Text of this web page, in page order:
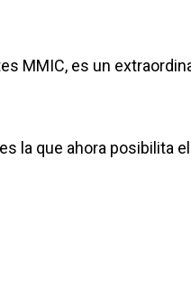
MMIC, es un
la que ahora posibilita